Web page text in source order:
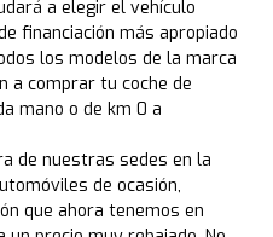
a elegir el vehículo
financiación más apropiado
los modelos de la marca
a comprar tu coche de
mano o de km 0 a
de nuestras sedes en la
de ocasión,
que ahora tenemos en